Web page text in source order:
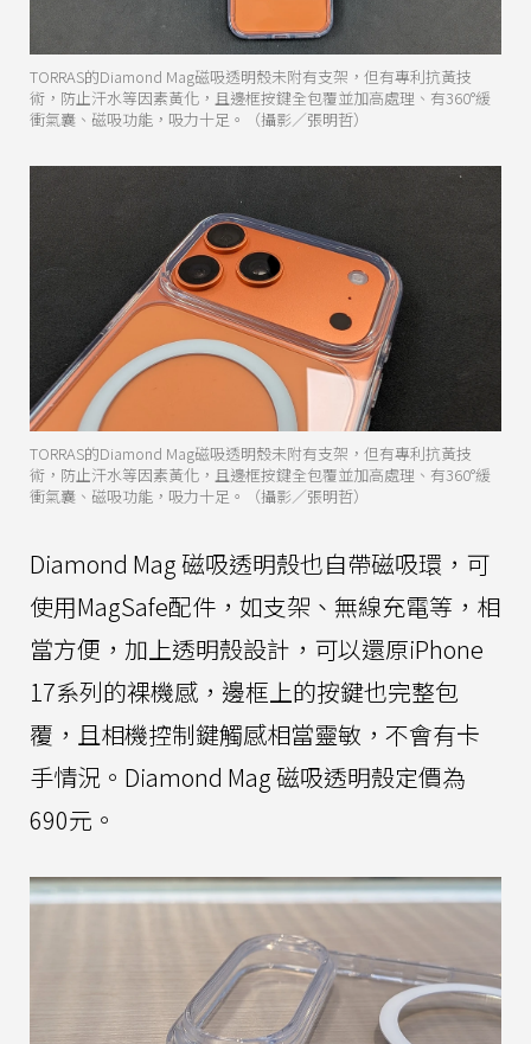
TORRAS的Diamond Mag磁吸透明殼未附有支架，但有專利抗黃技
術，防止汗水等因素黃化，且邊框按鍵全包覆並加高處理、有360°緩
衝氣囊、磁吸功能，吸力十足。（攝影／張明哲）
TORRAS的Diamond Mag磁吸透明殼未附有支架，但有專利抗黃技
術，防止汗水等因素黃化，且邊框按鍵全包覆並加高處理、有360°緩
衝氣囊、磁吸功能，吸力十足。（攝影／張明哲）
Diamond Mag 磁吸透明殼也自帶磁吸環，可
使用MagSafe配件，如支架、無線充電等，相
當方便，加上透明殼設計，可以還原iPhone
17系列的裸機感，邊框上的按鍵也完整包
覆，且相機控制鍵觸感相當靈敏，不會有卡
手情況。Diamond Mag 磁吸透明殼定價為
690元。